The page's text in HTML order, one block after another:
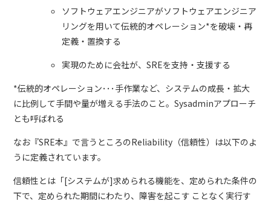
ソフトウェアエンジニアがソフトウェアエンジニア
リングを用いて伝統的オペレーション*を破壊・再
定義・置換する
実現のために会社が、SREを支持・支援する
*伝統的オペレーション･･･手作業など、システムの成長・拡大
に比例して手間や量が増える手法のこと。Sysadminアプローチ
とも呼ばれる
なお『SRE本』で言うところのReliability（信頼性）は以下のよ
うに定義されています。
信頼性とは「[システムが]求められる機能を、定められた条件の
下で、定められた期間にわたり、障害を起こす ことなく実行す